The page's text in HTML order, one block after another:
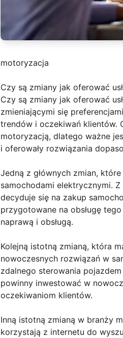
motoryzacja
Czy są zmiany jak oferować
Czy są zmiany jak oferować
zmieniającymi się
trendów i oczekiwań klientów.
motoryzacją, dlatego ważne
i oferowały rozwiązania
Jedną z głównych zmian,
samochodami elektrycznymi.
decyduje się na zakup
przygotowane na obsługę
naprawą i obsługą.
Kolejną istotną zmianą, która
nowoczesnych rozwiązań w
zdalnego sterowania
powinny inwestować w
oczekiwaniom klientów.
Inną istotną zmianą w branży
korzystają z internetu do